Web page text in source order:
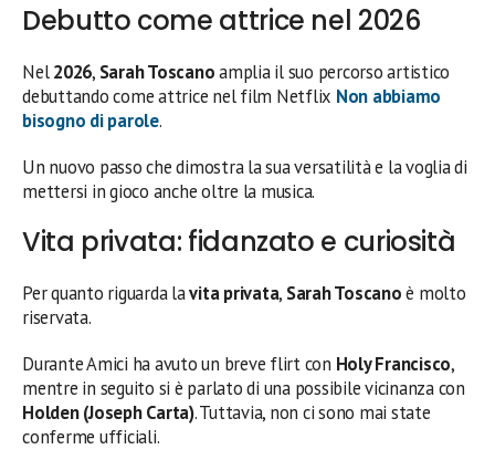
Debutto come attrice nel 2026
Nel2026, Sarah Toscanoamplia il suo percorso artistico
debuttando come attrice nel film Netflix Non abbiamo
bisogno di parole.
Un nuovo passo che dimostra la sua versatilità e la voglia di
mettersi in gioco anche oltre la musica.
Vita privata: fidanzato e curiosità
Per quanto riguarda lavita privata, Sarah Toscanoè molto
riservata.
Durante Amici ha avuto un breve flirt con Holy Francisco,
mentre in seguito si è parlato di una possibile vicinanza con
Holden (Joseph Carta). Tuttavia, non ci sono mai state
conferme ufficiali.